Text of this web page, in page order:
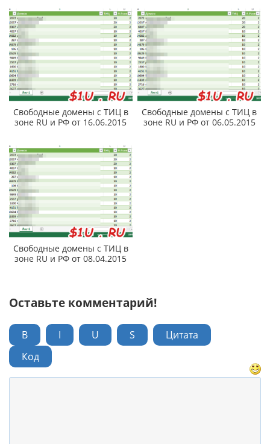
Свободные домены с ТИЦ в
зоне RU и РФ от 16.06.2015
Свободные домены с ТИЦ в
зоне RU и РФ от 06.05.2015
Свободные домены с ТИЦ в
зоне RU и РФ от 08.04.2015
Оставьте комментарий!
B I U S
Цитата
Код